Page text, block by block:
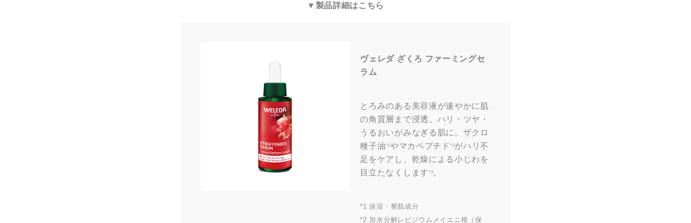
▼製品詳細はこちら
ヴェレダ ざくろ ファーミングセ
ラム
とろみのある美容液が速やかに肌
の角質層まで浸透。ハリ・ツヤ・
うるおいがみなぎる肌に。ザクロ
種子油 *1やマカペプチド *2がハリ不
足をケアし、乾燥による小じわを
目立たなくします *3 。
*1 保湿・整肌成分
*2 加水分解レピジウムメイエニ根（保